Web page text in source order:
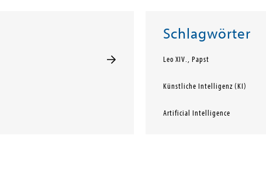
Schlagwörter
Leo XIV., Papst
Künstliche Intelligenz (KI)
Artificial Intelligence